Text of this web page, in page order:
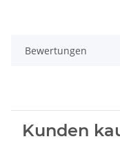
Bewertungen
Kunden